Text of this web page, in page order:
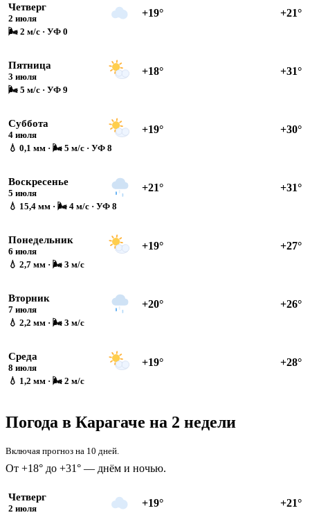
Четверг
2 июля +19° +21°
🌬 2 м/с · УФ 0
Пятница
3 июля +18° +31°
🌬 5 м/с · УФ 9
Суббота
4 июля +19° +30°
💧 0,1 мм · 🌬 5 м/с · УФ 8
Воскресенье
5 июля +21° +31°
💧 15,4 мм · 🌬 4 м/с · УФ 8
Понедельник
6 июля +19° +27°
💧 2,7 мм · 🌬 3 м/с
Вторник
7 июля +20° +26°
💧 2,2 мм · 🌬 3 м/с
Среда
8 июля +19° +28°
💧 1,2 мм · 🌬 2 м/с
Погода в Карагаче на 2 недели
Включая прогноз на 10 дней.
От +18° до +31° — днём и ночью.
Четверг
2 июля +19° +21°